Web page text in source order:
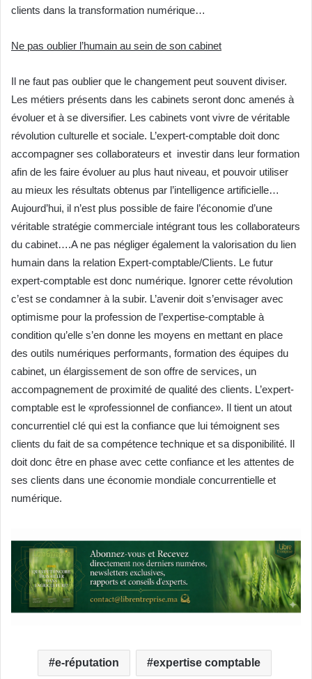
clients dans la transformation numérique…
Ne pas oublier l’humain au sein de son cabinet
Il ne faut pas oublier que le changement peut souvent diviser.
Les métiers présents dans les cabinets seront donc amenés à
évoluer et à se diversifier. Les cabinets vont vivre de véritable
révolution culturelle et sociale. L’expert-comptable doit donc
accompagner ses collaborateurs et investir dans leur formation
afin de les faire évoluer au plus haut niveau, et pouvoir utiliser
au mieux les résultats obtenus par l’intelligence artificielle…
Aujourd’hui, il n’est plus possible de faire l’économie d’une
véritable stratégie commerciale intégrant tous les collaborateurs
du cabinet….A ne pas négliger également la valorisation du lien
humain dans la relation Expert-comptable/Clients. Le futur
expert-comptable est donc numérique. Ignorer cette révolution
c’est se condamner à la subir. L’avenir doit s’envisager avec
optimisme pour la profession de l’expertise-comptable à
condition qu’elle s’en donne les moyens en mettant en place
des outils numériques performants, formation des équipes du
cabinet, un élargissement de son offre de services, un
accompagnement de proximité de qualité des clients. L’expert-
comptable est le «professionnel de confiance». Il tient un atout
concurrentiel clé qui est la confiance que lui témoignent ses
clients du fait de sa compétence technique et sa disponibilité. Il
doit donc être en phase avec cette confiance et les attentes de
ses clients dans une économie mondiale concurrentielle et
numérique.
e-réputation expertise comptable